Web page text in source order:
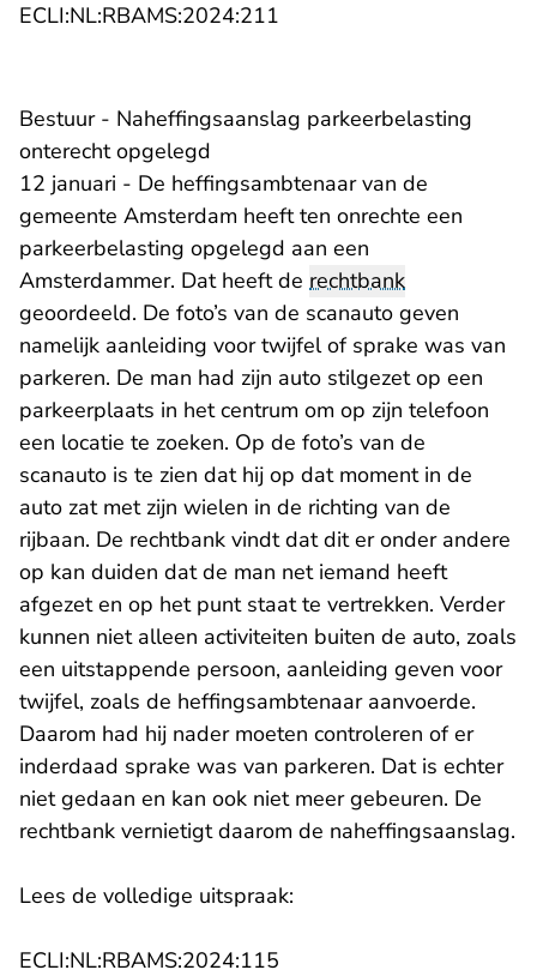
ECLI:NL:RBAMS:2024:211
Bestuur - Naheffingsaanslag parkeerbelasting
onterecht opgelegd
12 januari - De heffingsambtenaar van de
gemeente Amsterdam heeft ten onrechte een
parkeerbelasting opgelegd aan een
Amsterdammer. Dat heeft de rechtbank
geoordeeld. De foto’s van de scanauto geven
namelijk aanleiding voor twijfel of sprake was van
parkeren. De man had zijn auto stilgezet op een
parkeerplaats in het centrum om op zijn telefoon
een locatie te zoeken. Op de foto’s van de
scanauto is te zien dat hij op dat moment in de
auto zat met zijn wielen in de richting van de
rijbaan. De rechtbank vindt dat dit er onder andere
op kan duiden dat de man net iemand heeft
afgezet en op het punt staat te vertrekken. Verder
kunnen niet alleen activiteiten buiten de auto, zoals
een uitstappende persoon, aanleiding geven voor
twijfel, zoals de heffingsambtenaar aanvoerde.
Daarom had hij nader moeten controleren of er
inderdaad sprake was van parkeren. Dat is echter
niet gedaan en kan ook niet meer gebeuren. De
rechtbank vernietigt daarom de naheffingsaanslag.
Lees de volledige uitspraak:
ECLI:NL:RBAMS:2024:115